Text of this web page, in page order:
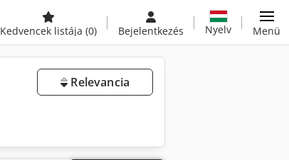
Kedvencek listája (0) Bejelentkezés Nyelv Menü
Relevancia